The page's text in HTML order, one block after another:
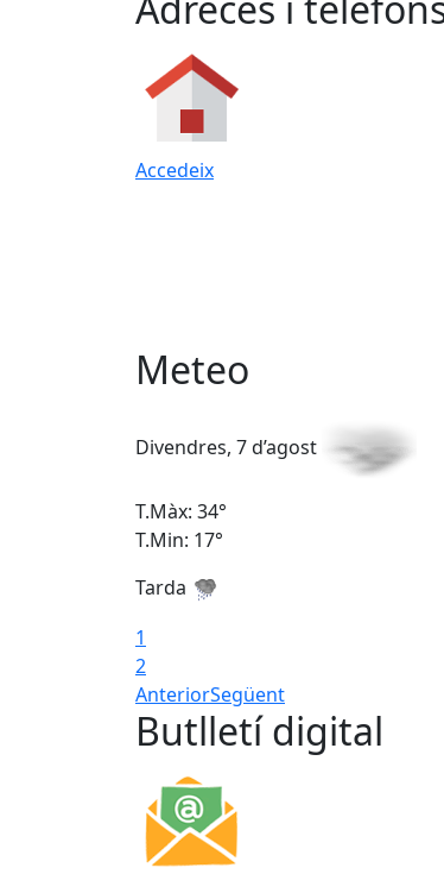
Accedeix
Meteo
Divendres, 7 d’agost
T.Màx: 34°
T.Min: 17°
Tarda
1
2
AnteriorSegüent
Butlletí digital